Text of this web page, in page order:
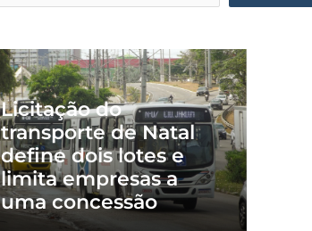
Licitação do
transporte de Natal
define dois lotes e
limita empresas a
uma concessão